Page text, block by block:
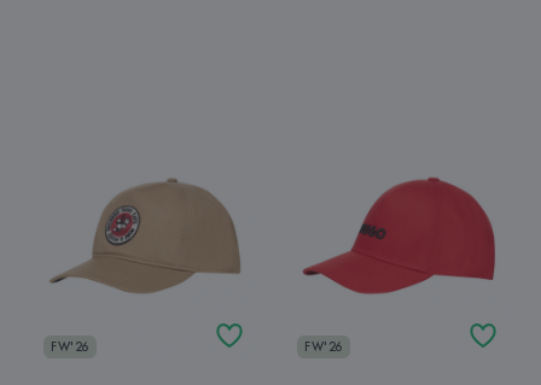
FW'26 FW'26